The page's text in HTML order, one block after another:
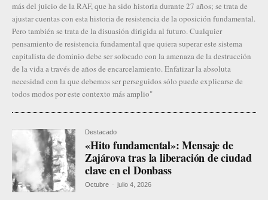
más del juicio de la RAF, que ha sido historia durante 27 años; se trata de
ajustar cuentas con esta historia de resistencia de la oposición fundamental.
Pero también se trata de la disuasión dirigida al futuro. Cualquier
pensamiento de resistencia fundamental que quiera superar este sistema
capitalista de dominio debe ser sofocado con la amenaza de la destrucción
de la vida a través de años de encarcelamiento. Enfatizar la absoluta
necesidad con la que debemos ser perseguidos sólo puede explicarse de
todos modos por este contexto más amplio"
Destacado
«Hito fundamental»: Mensaje de
Zajárova tras la liberación de ciudad
clave en el Donbass
Octubre - julio 4, 2026